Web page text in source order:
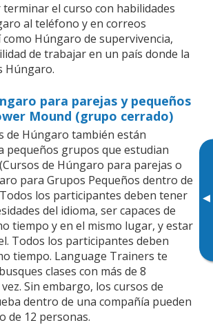
▸
el curso con habilidades
al teléfono y en correos
Húngaro de supervivencia,
de trabajar en un país donde la
Húngaro.
para parejas y pequeños
Mound (grupo cerrado)
de Húngaro también están
pequeños grupos que estudian
de Húngaro para parejas o
para Grupos Pequeños dentro de
los participantes deben tener
del idioma, ser capaces de
tiempo y en el mismo lugar, y estar
Todos los participantes deben
tiempo. Language Trainers te
clases con más de 8
Sin embargo, los cursos de
dentro de una compañía pueden
de 12 personas.